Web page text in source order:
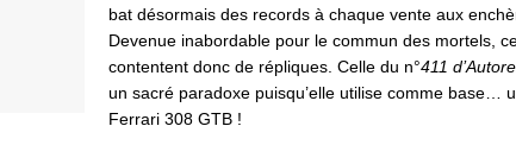
bat désormais des records à chaque vente aux
Devenue inabordable pour le commun des mortels,
contentent donc de répliques. Celle du n°411
un sacré paradoxe puisqu’elle utilise comme base…
Ferrari 308 GTB !